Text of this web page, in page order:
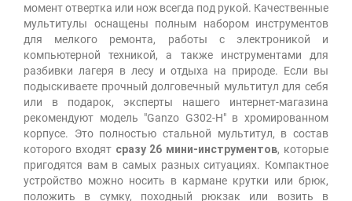
момент отвертка или нож всегда под рукой. Качественные
мультитулы оснащены полным набором инструментов
для мелкого ремонта, работы с электроникой и
компьютерной техникой, а также инструментами для
разбивки лагеря в лесу и отдыха на природе. Если вы
подыскиваете прочный долговечный мультитул для себя
или в подарок, эксперты нашего интернет-магазина
рекомендуют модель "Ganzo G302-Н" в хромированном
корпусе. Это полностью стальной мультитул, в состав
которого входят сразу 26 мини-инструментов, которые
пригодятся вам в самых разных ситуациях. Компактное
устройство можно носить в кармане крутки или брюк,
положить в сумку, походный рюкзак или возить в